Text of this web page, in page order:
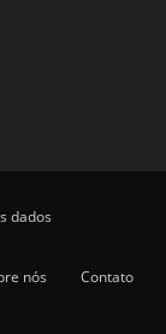
dados
nós Contato